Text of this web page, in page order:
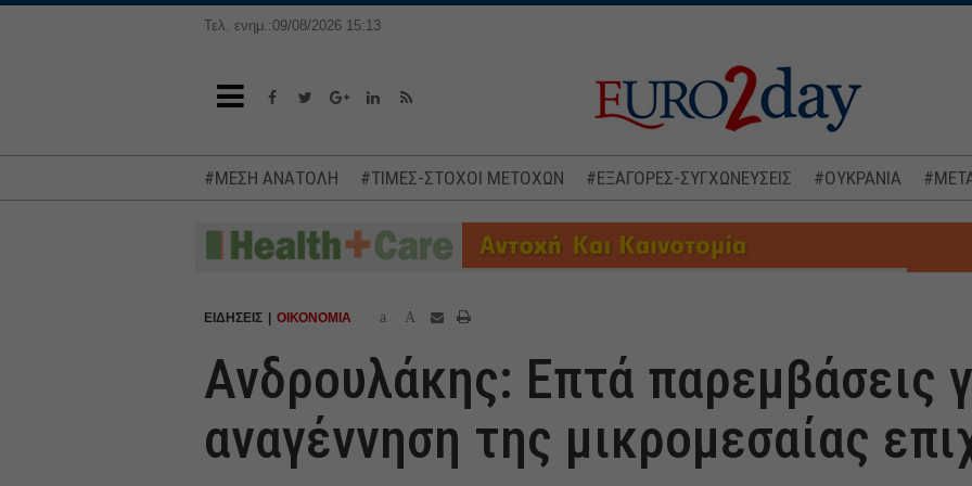
Τελ. ενημ.:09/08/2026 15:13
#ΜΕΣΗ ΑΝΑΤΟΛΗ #ΤΙΜΕΣ-ΣΤΟΧΟΙ ΜΕΤΟΧΩΝ #ΕΞΑΓΟΡΕΣ-ΣΥΓΧΩΝΕΥΣΕΙΣ #ΟΥΚΡΑΝΙΑ
ΕΙΔΗΣΕΙΣ ΟΙΚΟΝΟΜΙΑ a A
Ανδρουλάκης: Επτά παρεμβάσεις
αναγέννηση της μικρομεσαίας